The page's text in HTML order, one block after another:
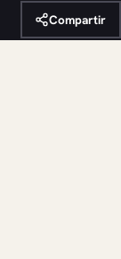
Compartir